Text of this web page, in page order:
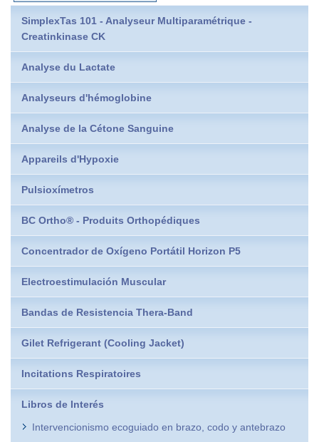
SimplexTas 101 - Analyseur Multiparamétrique -
Creatinkinase CK
Analyse du Lactate
Analyseurs d'hémoglobine
Analyse de la Cétone Sanguine
Appareils d'Hypoxie
Pulsioxímetros
BC Ortho® - Produits Orthopédiques
Concentrador de Oxígeno Portátil Horizon P5
Electroestimulación Muscular
Bandas de Resistencia Thera-Band
Gilet Refrigerant (Cooling Jacket)
Incitations Respiratoires
Libros de Interés
Intervencionismo ecoguiado en brazo, codo y antebrazo